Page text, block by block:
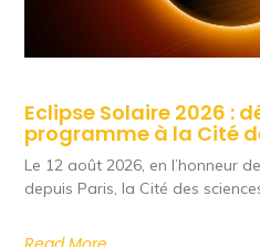
Eclipse Solaire 2026 :
programme à la Cité
Le 12 août 2026, en l’honneur
depuis Paris, la Cité des